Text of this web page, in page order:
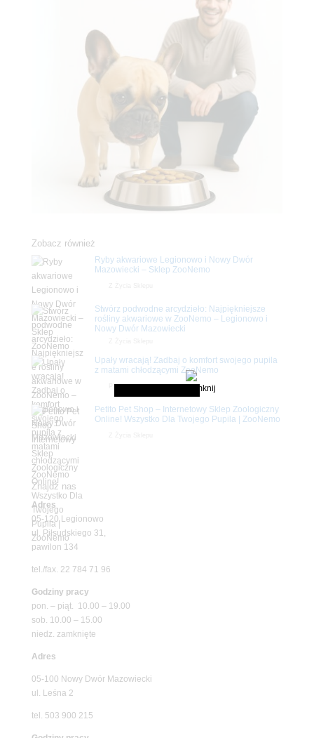
Zobacz również
Ryby akwariowe Legionowo i Nowy Dwór
Mazowiecki – Sklep ZooNemo
Stwórz podwodne arcydzieło: Najpiękniejsze
rośliny akwariowe w ZooNemo – Legionowo i
Nowy Dwór Mazowiecki
Promocje
Upały wracają! Zadbaj o komfort swojego pupila
z matami chłodzącymi ZooNemo
Petito Pet Shop – Internetowy Sklep Zoologiczny
Online! Wszystko Dla Twojego Pupila | ZooNemo
Znajdź nas
Adres
05-120 Legionowo
ul. Piłsudskiego 31,
pawilon 134
tel./fax. 22 784 71 96
Godziny pracy
pon. – piąt. 10.00 – 19.00
sob. 10.00 – 15.00
niedz. zamknięte
Adres
05-100 Nowy Dwór Mazowiecki
ul. Leśna 2
tel. 503 900 215